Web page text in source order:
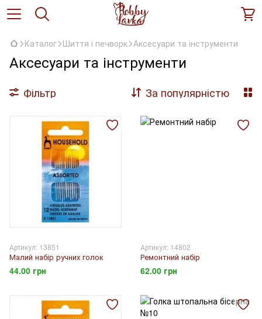
Каталог Шиття і печворк Аксесуари та інструменти
Аксесуари та інструменти
Фільтр За популярністю
Артикул: 13851
Малий набір ручних голок
44.00 грн
Артикул: 14802
Ремонтний набір
62.00 грн